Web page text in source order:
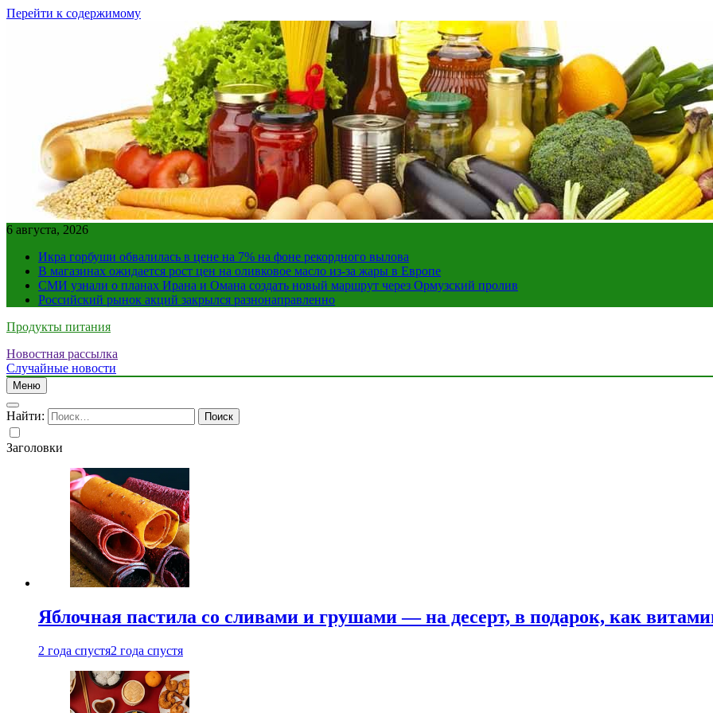
Перейти к содержимому
6 августа, 2026
Икра горбуши обвалилась в цене на 7% на фоне рекордного вылова
В магазинах ожидается рост цен на оливковое масло из-за жары в Европе
СМИ узнали о планах Ирана и Омана создать новый маршрут через Ормузский пролив
Российский рынок акций закрылся разнонаправленно
Продукты питания
Новостная рассылка
Случайные новости
Меню
Найти:
Заголовки
Яблочная пастила со сливами и грушами — на десерт, в подарок, как
2 года спустя2 года спустя